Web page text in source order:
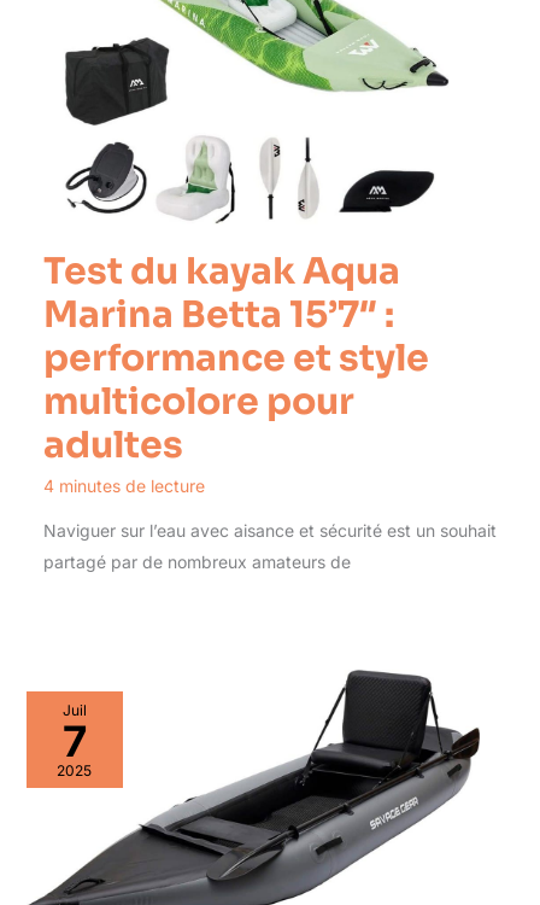
Test du kayak Aqua
Marina Betta 15’7″ :
performance et style
multicolore pour
adultes
4 minutes de lecture
Naviguer sur l’eau avec aisance et sécurité est un souhait
partagé par de nombreux amateurs de
Juil
7
2025